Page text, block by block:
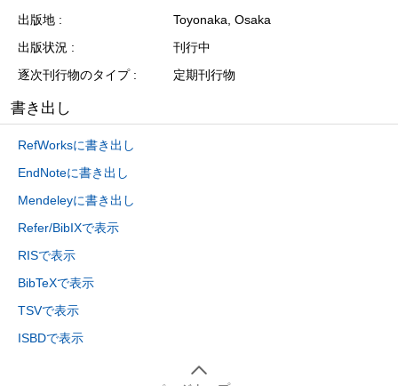
出版地
Toyonaka, Osaka
出版状況
刊行中
逐次刊行物のタイプ
定期刊行物
書き出し
RefWorksに書き出し
EndNoteに書き出し
Mendeleyに書き出し
Refer/BibIXで表示
RISで表示
BibTeXで表示
TSVで表示
ISBDで表示